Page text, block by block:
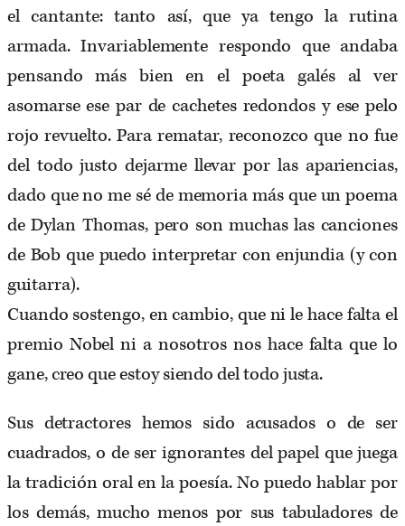
el cantante: tanto así, que ya tengo la rutina
armada. Invariablemente respondo que andaba
pensando más bien en el poeta galés al ver
asomarse ese par de cachetes redondos y ese pelo
rojo revuelto. Para rematar, reconozco que no fue
del todo justo dejarme llevar por las apariencias,
dado que no me sé de memoria más que un poema
de Dylan Thomas, pero son muchas las canciones
de Bob que puedo interpretar con enjundia (y con
guitarra).
Cuando sostengo, en cambio, que ni le hace falta el
premio Nobel ni a nosotros nos hace falta que lo
gane, creo que estoy siendo del todo justa.
Sus detractores hemos sido acusados o de ser
cuadrados, o de ser ignorantes del papel que juega
la tradición oral en la poesía. No puedo hablar por
los demás, mucho menos por sus tabuladores de